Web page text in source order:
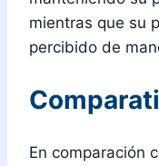
mientras que su
percibido de
En comparación